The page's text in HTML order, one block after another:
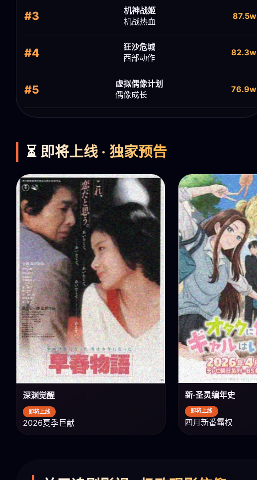
#3
机神战姬
机战热血
87.5w
#4
狂沙危城
西部动作
82.3w
#5
虚拟偶像计划
偶像成长
76.9w
⏳ 即将上线 · 独家预告
深渊觉醒
即将上线
2026夏季巨献
新·圣灵编年史
即将上线
四月新番霸权